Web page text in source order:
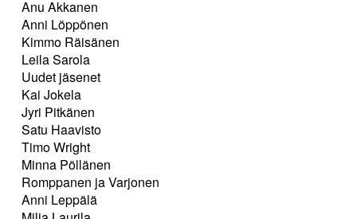
Anu Akkanen
Anni Löppönen
Kimmo Räisänen
Leila Sarola
Uudet jäsenet
Kai Jokela
Jyri Pitkänen
Satu Haavisto
Timo Wright
Minna Pöllänen
Romppanen ja Varjonen
Anni Leppälä